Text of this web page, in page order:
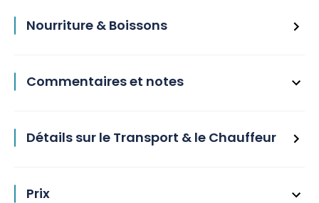
Nourriture & Boissons
Commentaires et notes
Détails sur le Transport & le Chauffeur
Prix